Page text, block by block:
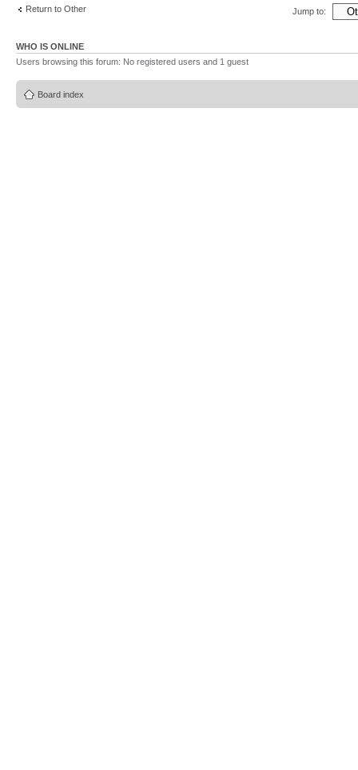
Return to Other Jump to:
WHO IS ONLINE
Users browsing this forum: No registered users and 1 guest
Board index